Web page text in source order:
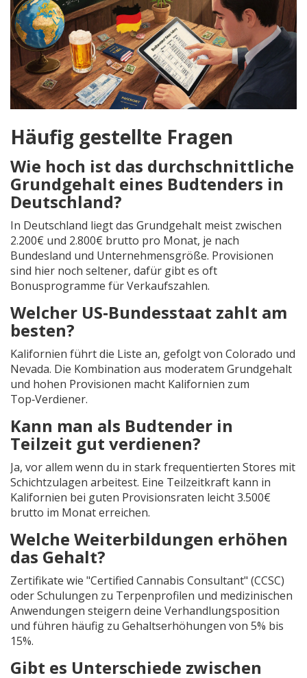
Häufig gestellte Fragen
Wie hoch ist das durchschnittliche
Grundgehalt eines Budtenders in
Deutschland?
In Deutschland liegt das Grundgehalt meist zwischen
2.200€ und 2.800€ brutto pro Monat, je nach
Bundesland und Unternehmensgröße. Provisionen
sind hier noch seltener, dafür gibt es oft
Bonusprogramme für Verkaufszahlen.
Welcher US‑Bundesstaat zahlt am
besten?
Kalifornien führt die Liste an, gefolgt von Colorado und
Nevada. Die Kombination aus moderatem Grundgehalt
und hohen Provisionen macht Kalifornien zum
Top‑Verdiener.
Kann man als Budtender in
Teilzeit gut verdienen?
Ja, vor allem wenn du in stark frequentierten Stores mit
Schichtzulagen arbeitest. Eine Teilzeitkraft kann in
Kalifornien bei guten Provisionsraten leicht 3.500€
brutto im Monat erreichen.
Welche Weiterbildungen erhöhen
das Gehalt?
Zertifikate wie "Certified Cannabis Consultant" (CCSC)
oder Schulungen zu Terpenprofilen und medizinischen
Anwendungen steigern deine Verhandlungsposition
und führen häufig zu Gehaltserhöhungen von 5% bis
15%.
Gibt es Unterschiede zwischen